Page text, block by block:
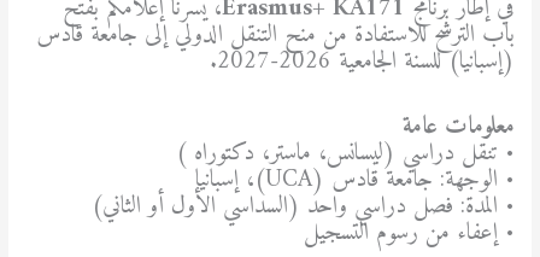
في إطار برنامج Erasmus+ KA171، يسرّنا إعلامكم بفتح
باب الترشح للاستفادة من منح التنقل الدولي إلى جامعة قادس
(إسبانيا) للسنة الجامعية 2026-2027.
معلومات عامة
• تنقل دراسي (ليسانس، ماستر، دكتوراه )
• الوجهة: جامعة قادس (UCA)، إسبانيا
• المدة: فصل دراسي واحد (السداسي الأول أو الثاني)
• إعفاء من رسوم التسجيل